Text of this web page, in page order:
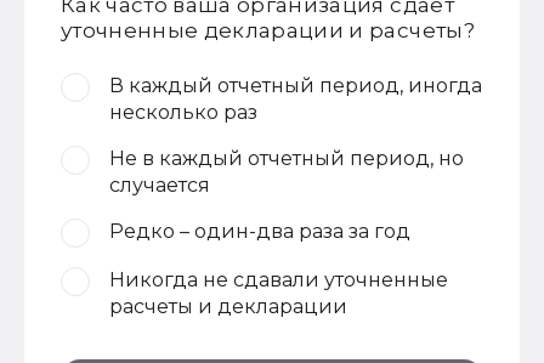
Как часто ваша организация сдает
уточненные декларации и расчеты?
В каждый отчетный период, иногда
несколько раз
Не в каждый отчетный период, но
случается
Редко – один-два раза за год
Никогда не сдавали уточненные
расчеты и декларации